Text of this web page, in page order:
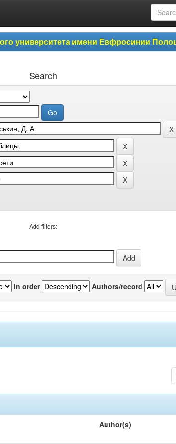
университета имени Евфросинии
Search
Add filters:
In order Authors/record
Author(s)